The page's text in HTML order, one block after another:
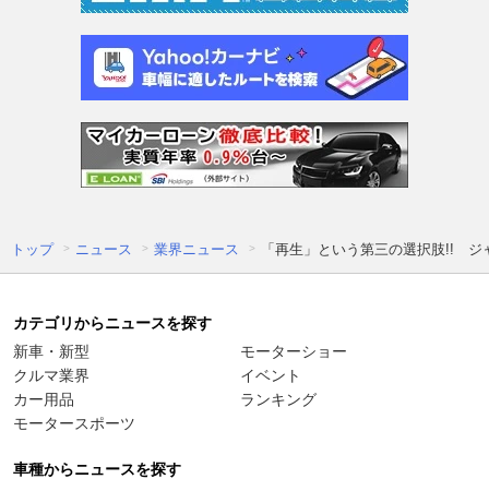
トップ ニュース 業界ニュース 「再生」という第三の選択肢!! ジ
カテゴリからニュースを探す
新車・新型
クルマ業界
カー用品
モータースポーツ
モーターショー
イベント
ランキング
車種からニュースを探す